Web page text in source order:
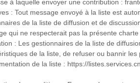
à laquelle envoyer une contribution :
: Tout message envoyé à la liste est
de la liste de diffusion et de
qui ne respecterait pas la présente charte
: Les gestionnaires de la liste de
de la liste, de refuser ou bannir
de la liste : https://